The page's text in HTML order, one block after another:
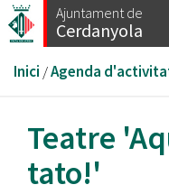
Vés
al
Ajuntament de
Cerdanyola
Esteu
aquí
Inici /Agenda
Teatre
tato!'